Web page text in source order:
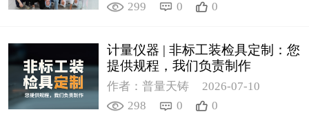
299
0 0
计量仪器 | 非标工装检具定制：您
提供规程，我们负责制作
作者：普量天铸
2026-07-10
298
0 0